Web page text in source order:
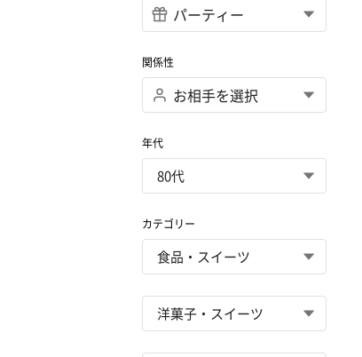
関係性
年代
カテゴリー